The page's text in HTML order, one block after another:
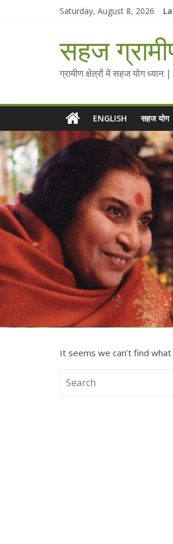
Saturday, August 8, 2026
सहज
ग्रामीण क्षेत्रों में सहज योग ध्यान
ENGLISH सहज योग
It seems we can’t find